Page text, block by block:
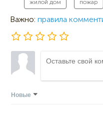
жилой дом пожар
Важно: правила
Новые